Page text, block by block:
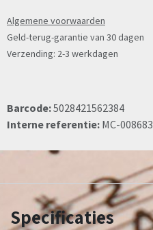
Algemene voorwaarden
Geld-terug-garantie van 30 dagen
Verzending: 2-3 werkdagen
Barcode:5028421562384
Interne referentie: MC-008683
Specificaties